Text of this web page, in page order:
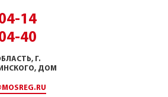
14
40
Г.
ДОМ